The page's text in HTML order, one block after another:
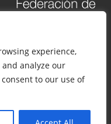
experience,
analyze our
to our use of
por
TOOOLS